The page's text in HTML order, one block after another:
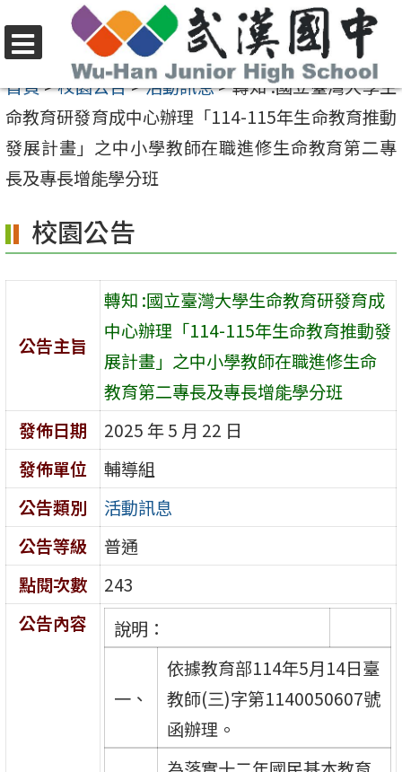
至
要
內
容
選
單
首頁>校園公告>活動訊息>轉知 :國立臺灣大學生
命教育研發育成中心辦理「114-115年生命教育推動
發展計畫」之中小學教師在職進修生命教育第二專
長及專長增能學分班
校園公告
公告主旨
轉知 :國立臺灣大學生命教育研發育成
中心辦理「114-115年生命教育推動發
展計畫」之中小學教師在職進修生命
教育第二專長及專長增能學分班
發佈日期
2025 年 5 月 22 日
發佈單位
輔導組
公告類別
活動訊息
公告等級
普通
點閱次數
243
公告內容
說明：
一、
依據教育部114年5月14日臺
教師(三)字第1140050607號
函辦理。